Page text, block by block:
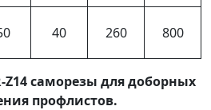
40 260 800
Z14 саморезы для доборных
профлистов.